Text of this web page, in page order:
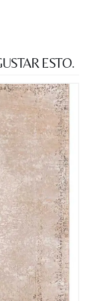
ESTO.
que